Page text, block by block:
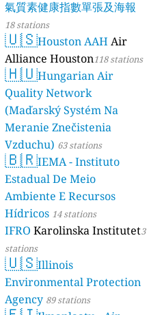
氣質素健康指數單張及海報
18 stations
🇺🇸Houston AAH Air
Alliance Houston118 stations
🇭🇺Hungarian Air
Quality Network
(Maďarský Systém Na
Meranie Znečistenia
Vzduchu) 63 stations
🇧🇷IEMA - Instituto
Estadual De Meio
Ambiente E Recursos
Hídricos 14 stations
IFRO Karolinska Institutet3
stations
🇺🇸Illinois
Environmental Protection
Agency 89 stations